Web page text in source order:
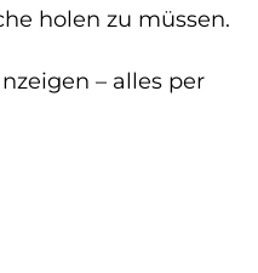
holen zu müssen.
– alles per